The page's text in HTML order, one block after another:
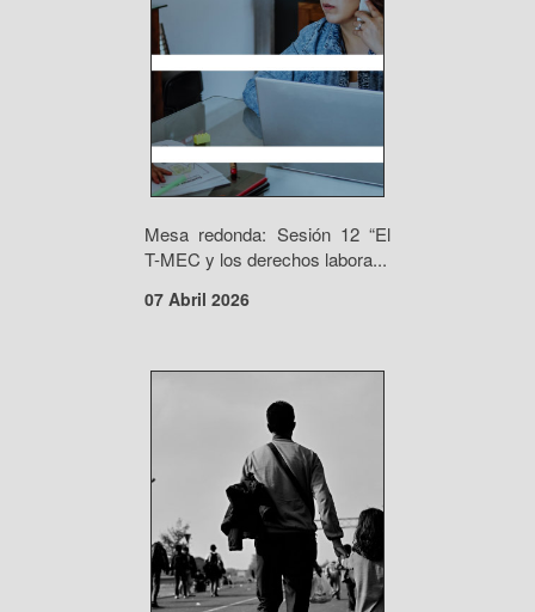
Mesa redonda: Sesión 12 “El
T-MEC y los derechos labora...
07 Abril 2026